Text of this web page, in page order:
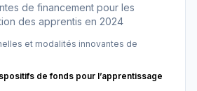
de financement pour les
des apprentis en 2024
et modalités innovantes de
de fonds pour l’apprentissage